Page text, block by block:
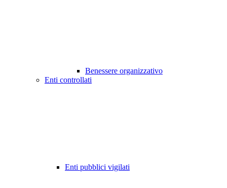
Benessere organizzativo
Enti controllati
Enti pubblici vigilati